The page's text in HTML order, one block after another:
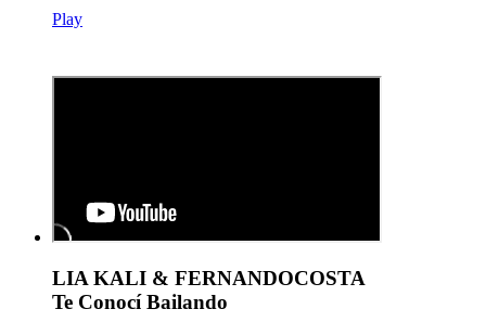
Play
LIA KALI & FERNANDOCOSTA
Te Conocí Bailando